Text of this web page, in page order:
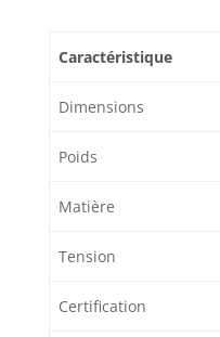
Caractéristique
Dimensions
Poids
Matière
Tension
Certification